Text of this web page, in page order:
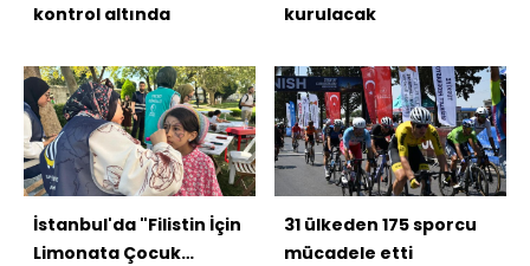
kontrol altında
kurulacak
İstanbul'da "Filistin İçin
Limonata Çocuk
31 ülkeden 175 sporcu
mücadele etti